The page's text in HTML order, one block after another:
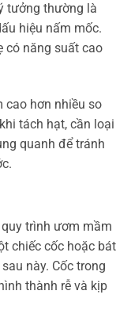
tưởng thường là
hiệu nấm mốc.
có năng suất cao
cao hơn nhiều so
tách hạt, cần loại
quanh để tránh
trình ươm mầm
chiếc cốc hoặc bát
này. Cốc trong
thành rễ và kịp